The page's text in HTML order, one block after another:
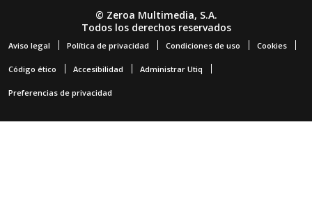
© Zeroa Multimedia, S.A.
Todos los derechos reservados
Aviso legal Política de privacidad Condiciones de uso Cookies
Código ético Accesibilidad Administrar Utiq
Preferencias de privacidad